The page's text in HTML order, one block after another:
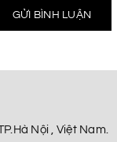
GỬI BÌNH LUẬN
Nội , Việt Nam.